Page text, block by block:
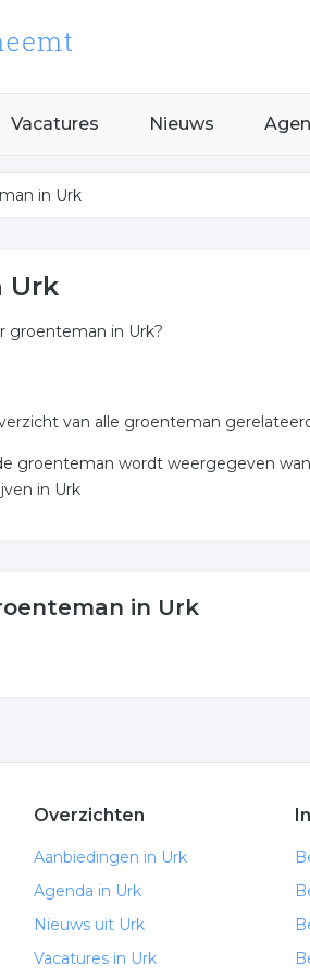
Vacatures Nieuws
in Urk
Urk
groenteman in Urk?
van alle groenteman
groenteman wordt weergegeven
in Urk
in Urk
Overzichten
Aanbiedingen in Urk
Agenda in Urk
Nieuws uit Urk
Vacatures in Urk